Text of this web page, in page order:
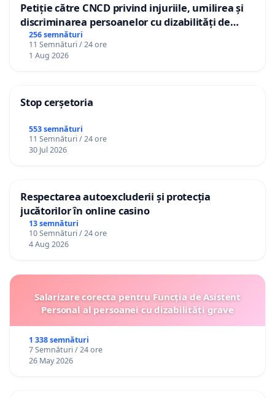
Petiție către CNCD privind injuriile, umilirea și
discriminarea persoanelor cu dizabilități de
către utilizatorul TikTok „Gorici”
256 semnături
11 Semnături / 24 ore
1 Aug 2026
Stop cerșetoria
553 semnături
11 Semnături / 24 ore
30 Jul 2026
Respectarea autoexcluderii și protecția
jucătorilor în online casino
13 semnături
10 Semnături / 24 ore
4 Aug 2026
Salarizare corecta pentru Funcția de Asistent
Personal al persoanei cu dizabilități grave
1 338 semnături
7 Semnături / 24 ore
26 May 2026